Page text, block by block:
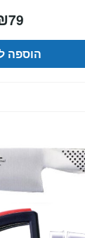
79
הוספה